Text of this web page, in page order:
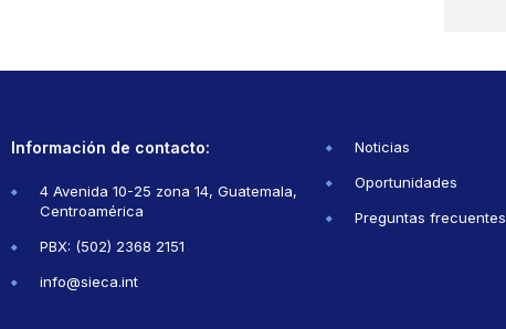
Información de contacto:
4 Avenida 10-25 zona 14, Guatemala,
Centroamérica
PBX: (502) 2368 2151
info@sieca.int
Noticias
Oportunidades
Preguntas frecuentes